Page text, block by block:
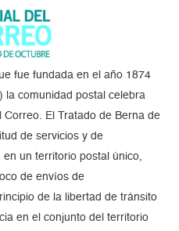
fue fundada en el año 1874
la comunidad postal celebra
El Tratado de Berna de
de servicios y de
un territorio postal único,
de envíos de
de la libertad de tránsito
en el conjunto del territorio